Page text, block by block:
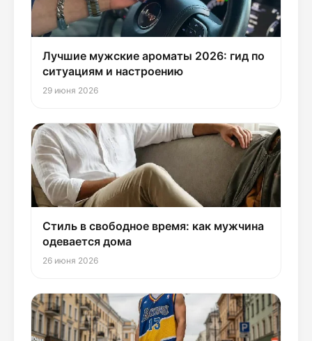
Лучшие мужские ароматы 2026: гид по
ситуациям и настроению
29 июня 2026
Стиль в свободное время: как мужчина
одевается дома
26 июня 2026